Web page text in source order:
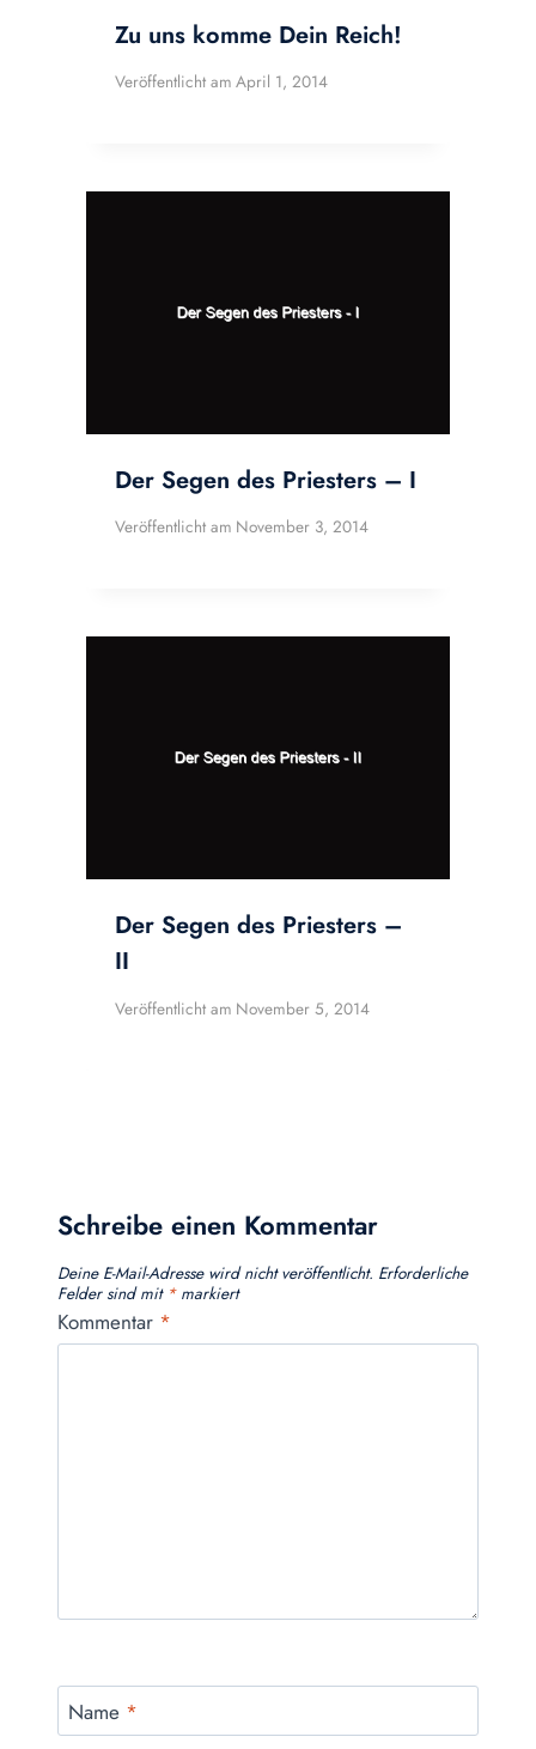
Zu uns komme Dein Reich!
Veröffentlicht am April 1, 2014
Der Segen des Priesters – I
Veröffentlicht am November 3, 2014
Der Segen des Priesters –
II
Veröffentlicht am November 5, 2014
Schreibe einen Kommentar
Deine E-Mail-Adresse wird nicht veröffentlicht. Erforderliche
Felder sind mit *markiert
Kommentar *
Name *